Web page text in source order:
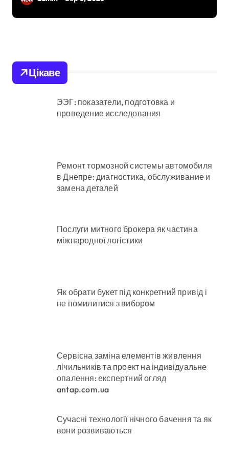
Цікаве
ЭЭГ: показатели, подготовка и
проведение исследования
Ремонт тормозной системы автомобиля
в Днепре: диагностика, обслуживание и
замена деталей
Послуги митного брокера як частина
міжнародної логістики
Як обрати букет під конкретний привід і
не помилитися з вибором
Сервісна заміна елементів живлення
лічильників та проект на індивідуальне
опалення: експертний огляд
antap.com.ua
Сучасні технології нічного бачення та як
вони розвиваються